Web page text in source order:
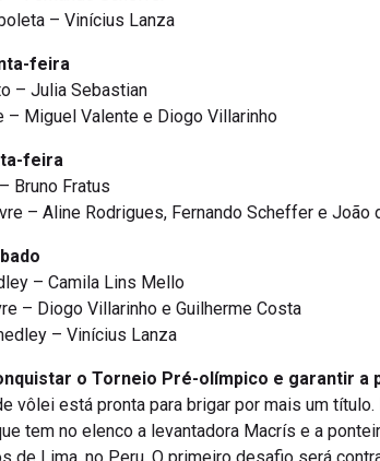
– Vinícius Lanza
feira
– Julia Sebastian
– Miguel Valente e Diogo Villarinho
feira
Bruno Fratus
– Aline Rodrigues, Fernando Scheffer e João
– Camila Lins Mello
– Diogo Villarinho e Guilherme Costa
– Vinícius Lanza
o Torneio Pré-olímpico e garantir a
vôlei está pronta para brigar por mais um
tem no elenco a levantadora Macrís e a
de Lima, no Peru. O primeiro desafio será